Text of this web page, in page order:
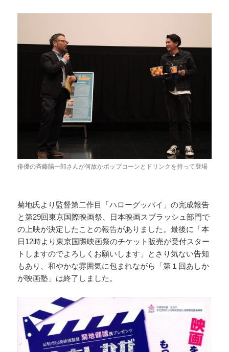
俳優の斉藤陽一郎さんが何故かポップコーンとドリンクを持って登場
菊地氏より監督第二作目「ハローグッバイ」の完成報告
と第29回東京国際映画祭、日本映画スプラッシュ部門で
の上映が決定したことの報告がありました。最後に「本
日12時より東京国際映画祭のチケット販売が受付スター
トしますのでよろしくお願いします」とさり気ない告知
もあり、和やかな雰囲気に包まれながら「第１回あしか
が映画塾」は終了しました。